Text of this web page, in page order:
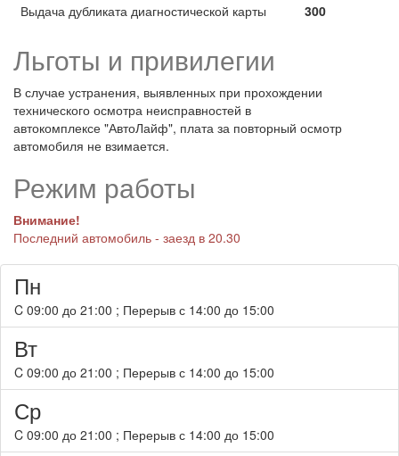
Выдача дубликата диагностической карты
300
Льготы и привилегии
В случае устранения, выявленных при прохождении
технического осмотра неисправностей в
автокомплексе "АвтоЛайф", плата за повторный осмотр
автомобиля не взимается.
Режим работы
Внимание!
Последний автомобиль - заезд в 20.30
Пн
C 09:00 до 21:00 ; Перерыв с 14:00 до 15:00
Вт
C 09:00 до 21:00 ; Перерыв с 14:00 до 15:00
Ср
C 09:00 до 21:00 ; Перерыв с 14:00 до 15:00